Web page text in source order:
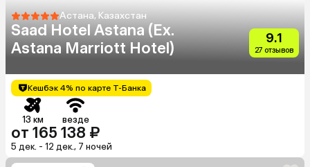
Астана, Казахстан
Saad Hotel Astana (Ex.
Astana Marriott Hotel)
9.1
27 отзывов
Кешбэк 4% по карте Т-Банка
13 км везде
от 165 138 ₽
5 дек. - 12 дек., 7 ночей